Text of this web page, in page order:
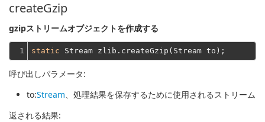
createGzip
gzipストリームオブジェクトを作成する
1 static
呼び出しパラメータ:
to:Stream、処理結果を保存するために使用されるストリーム
返される結果: